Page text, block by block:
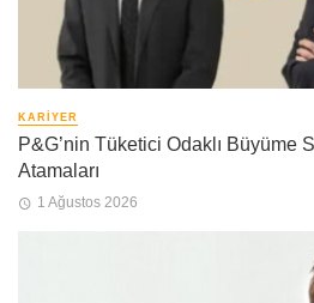
KARIYER
P&G’nin Tüketici Odaklı Büyüme
Atamaları
1 Ağustos 2026